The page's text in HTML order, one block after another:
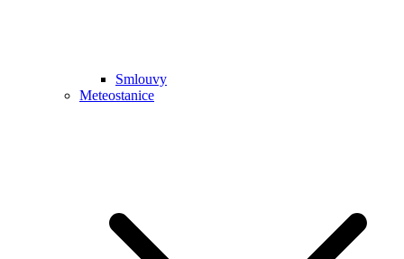
Smlouvy
Meteostanice